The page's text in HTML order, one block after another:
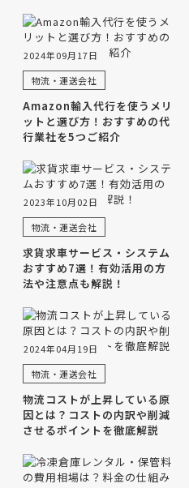
2024年09月17日
物流・運送会社
Amazon輸入代行を使うメリ
ットと選び方！おすすめの代
行業社を5つご紹介
2023年10月02日
物流・運送会社
求貨求車サービス・システム
おすすめ7選！有効活用の方
法や注意点も解説！
2024年04月19日
物流・運送会社
物流コストが上昇している原
因とは？コストの内訳や削減
させるポイントを徹底解説